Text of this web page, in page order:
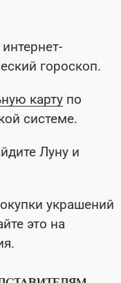
гороскоп.
карту по
системе.
Луну и
украшений
это на